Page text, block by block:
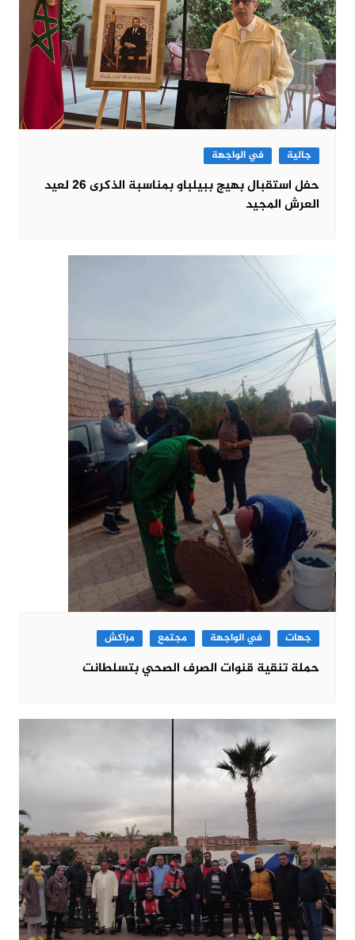
جالية في الواجهة
حفل استقبال بهيج ببيلباو بمناسبة الذكرى 26 لعيد
العرش المجيد
جهات في الواجهة مجتمع مراكش
حملة تنقية قنوات الصرف الصحي بتسلطانت